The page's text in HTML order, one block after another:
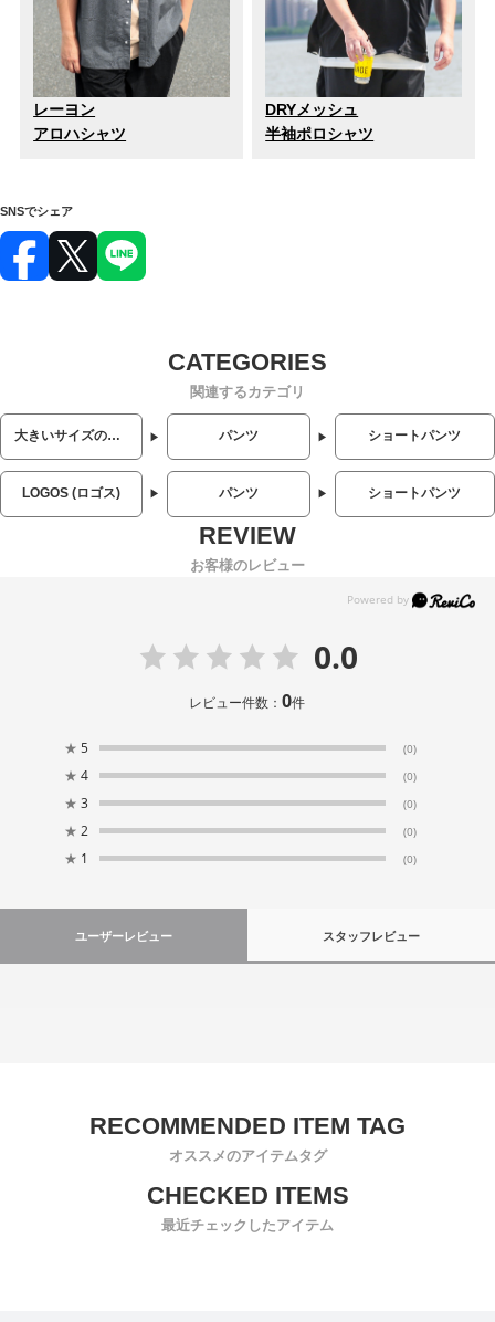
レーヨン
アロハシャツ
DRYメッシュ
半袖ポロシャツ
SNSでシェア
関連するカテゴリ
大きいサイズのメンズ服 パンツ ショートパンツ
LOGOS (ロゴス) パンツ ショートパンツ
お客様のレビュー
0.0
レビュー件数：0件
★ 5 (0)
★ 4 (0)
★ 3 (0)
★ 2 (0)
★ 1 (0)
ユーザーレビュー スタッフレビュー
オススメのアイテムタグ
最近チェックしたアイテム